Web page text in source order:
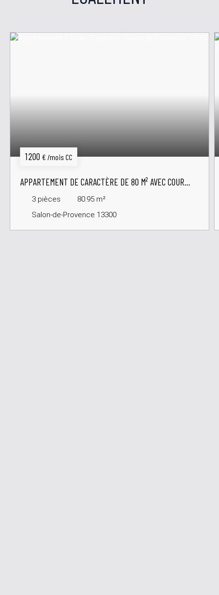
1 200 € /mois CC
APPARTEMENT DE CARACTÈRE DE 80 M² AVEC COUR
PRIVATIVE – CENTRE HISTORIQUE DE SALON-DE-
3 pièces 80.95 m²
Salon-de-Provence 13300